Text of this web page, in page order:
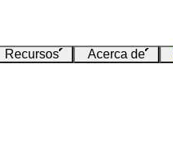
Recursos Acerca de